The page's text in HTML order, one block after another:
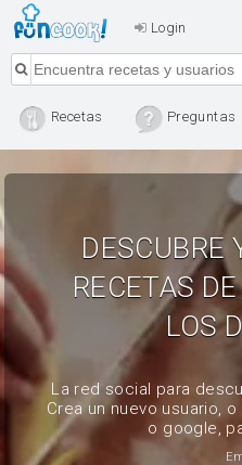
Login
Recetas Preguntas
DESCUBRE
RECETAS
LOS
La red social para
Crea un nuevo usuario,
o google,